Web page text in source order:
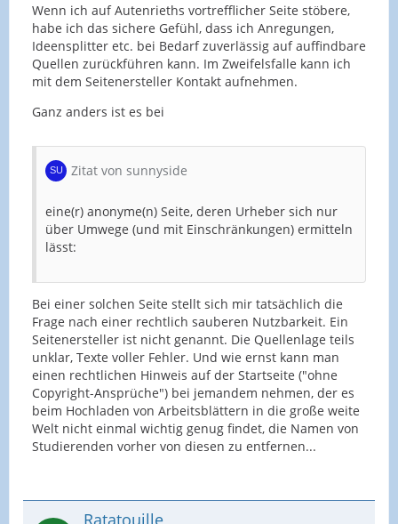
Wenn ich auf Autenrieths vortrefflicher Seite stöbere,
habe ich das sichere Gefühl, dass ich Anregungen,
Ideensplitter etc. bei Bedarf zuverlässig auf auffindbare
Quellen zurückführen kann. Im Zweifelsfalle kann ich
mit dem Seitenersteller Kontakt aufnehmen.
Ganz anders ist es bei
Zitat von sunnyside
eine(r) anonyme(n) Seite, deren Urheber sich nur
über Umwege (und mit Einschränkungen) ermitteln
lässt:
Bei einer solchen Seite stellt sich mir tatsächlich die
Frage nach einer rechtlich sauberen Nutzbarkeit. Ein
Seitenersteller ist nicht genannt. Die Quellenlage teils
unklar, Texte voller Fehler. Und wie ernst kann man
einen rechtlichen Hinweis auf der Startseite ("ohne
Copyright-Ansprüche") bei jemandem nehmen, der es
beim Hochladen von Arbeitsblättern in die große weite
Welt nicht einmal wichtig genug findet, die Namen von
Studierenden vorher von diesen zu entfernen...
Ratatouille